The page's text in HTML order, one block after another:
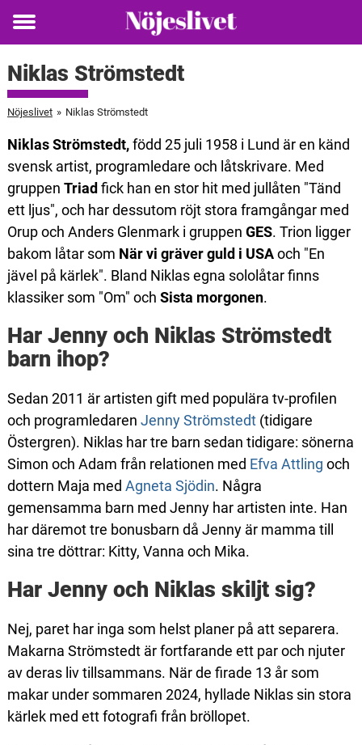
Toggle
Niklas Strömstedt
Nöjeslivet » Niklas Strömstedt
Niklas Strömstedt,född 25 juli 1958 i Lund är en känd
svensk artist, programledare och låtskrivare. Med
gruppen Triad fick han en stor hit med jullåten "Tänd
ett ljus", och har dessutom röjt stora framgångar med
Orup och Anders Glenmark i gruppen GES. Trion ligger
bakom låtar som När vi gräver guld i USAoch "En
jävel på kärlek". Bland Niklas egna sololåtar finns
klassiker som "Om" och Sista morgonen.
Har Jenny och Niklas Strömstedt
barn ihop?
Sedan 2011 är artisten gift med populära tv-profilen
och programledaren Jenny Strömstedt(tidigare
Östergren). Niklas har tre barn sedan tidigare: sönerna
Simon och Adam från relationen med Efva Attling och
dottern Maja med Agneta Sjödin. Några
gemensamma barn med Jenny har artisten inte. Han
har däremot tre bonusbarn då Jenny är mamma till
sina tre döttrar: Kitty, Vanna och Mika.
Har Jenny och Niklas skiljt sig?
Nej, paret har inga som helst planer på att separera.
Makarna Strömstedt är fortfarande ett par och njuter
av deras liv tillsammans. När de firade 13 år som
makar under sommaren 2024, hyllade Niklas sin stora
kärlek med ett fotografi från bröllopet.